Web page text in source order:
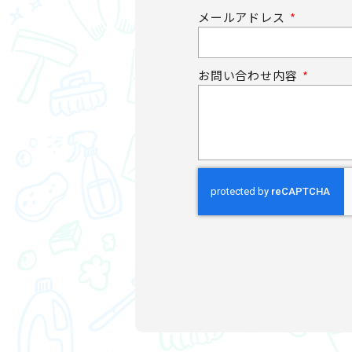
メールアドレス
お問い合わせ内容